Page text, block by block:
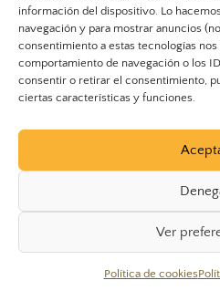
información del dispositivo. Lo
navegación y para mostrar anuncios
consentimiento a estas tecnologías
comportamiento de navegación o los
consentir o retirar el consentimiento,
ciertas características y funciones.
Ver
Política de cookies
© 2023 Marketing Insider